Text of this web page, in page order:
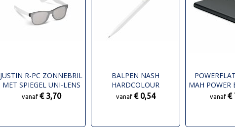
JUSTIN R-PC ZONNEBRIL
MET SPIEGEL UNI-LENS
UV400
vanaf € 3,70
BALPEN NASH
HARDCOLOUR
vanaf € 0,54
MAH POWER
C
vanaf€